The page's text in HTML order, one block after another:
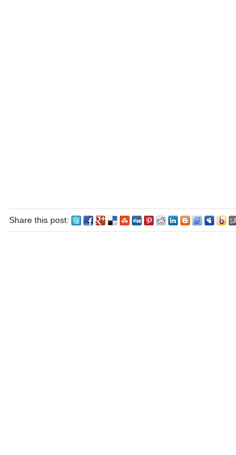
Share this post: